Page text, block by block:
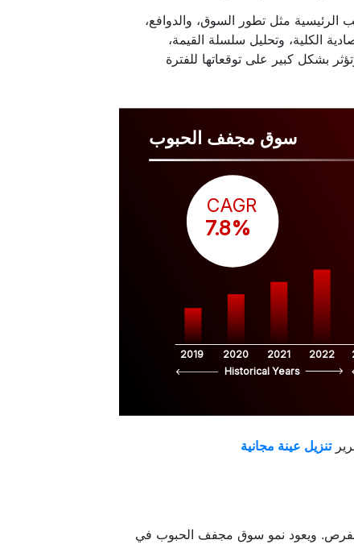
الرئيسية مثل تطور السوق، والدوافع،
الكلية، وتحليل سلسلة القيمة،
بشكل كبير على توقعاتها للفترة
سوق مجفف الحبوب
2019 2020 2021 2022
CAGR
7.8%
Historical Years
ويعود نمو سوق مجفف الحبوب في